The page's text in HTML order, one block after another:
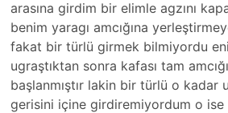
arasına girdim bir elimle agzını
benim yaragı amcığına
fakat bir türlü girmek bilmiyordu
ugraştıktan sonra kafası tam
başlanmıştır lakin bir türlü o kadar
gerisini içine girdiremiyordum o ise